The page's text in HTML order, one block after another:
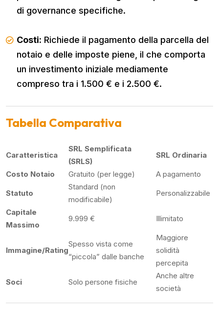
di governance specifiche.
Costi: Richiede il pagamento della parcella del
notaio e delle imposte piene, il che comporta
un investimento iniziale mediamente
compreso tra i 1.500 € e i 2.500 €.
Tabella Comparativa
Caratteristica
SRL Semplificata
(SRLS)
SRL Ordinaria
Costo Notaio Gratuito (per legge) A pagamento
Statuto
Standard (non
modificabile)
Personalizzabile
Capitale
Massimo
9.999 € Illimitato
Immagine/Rating
Spesso vista come
“piccola” dalle banche
Maggiore
solidità
percepita
Soci Solo persone fisiche
Anche altre
società